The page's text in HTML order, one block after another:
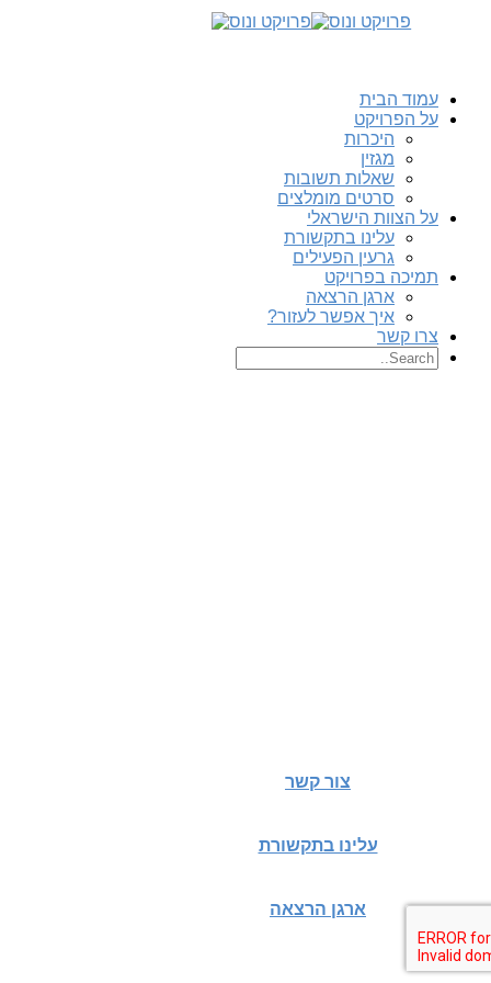
עמוד הבית
על הפרויקט
היכרות
מגזין
שאלות תשובות
סרטים מומלצים
על הצוות הישראלי
עלינו בתקשורת
גרעין הפעילים
תמיכה בפרויקט
ארגן הרצאה
איך אפשר לעזור?
צרו קשר
צור קשר
עלינו בתקשורת
ארגן הרצאה